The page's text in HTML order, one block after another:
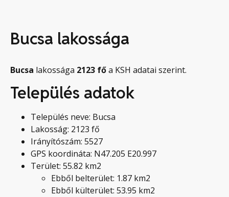
Bucsa lakossága
Bucsa lakossága 2123 főa KSH adatai szerint.
Település adatok
Település neve: Bucsa
Lakosság: 2123 fő
Irányítószám: 5527
GPS koordináta: N47.205 E20.997
Terület: 55.82 km2
Ebből belterület: 1.87 km2
Ebből külterület: 53.95 km2